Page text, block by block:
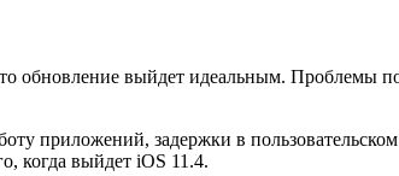
обновление выйдет идеальным. Проблемы
приложений, задержки в
когда выйдет iOS 11.4.